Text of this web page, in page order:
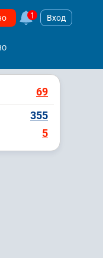
1 Вход
69
355
5